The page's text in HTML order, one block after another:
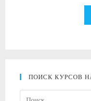
ПОИСК КУРСОВ